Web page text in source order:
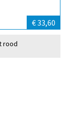
€ 33,60
rood